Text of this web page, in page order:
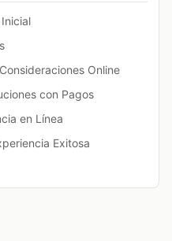
Online
con Pagos
en Línea
Exitosa